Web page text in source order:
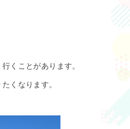
くことがあります。
くなります。